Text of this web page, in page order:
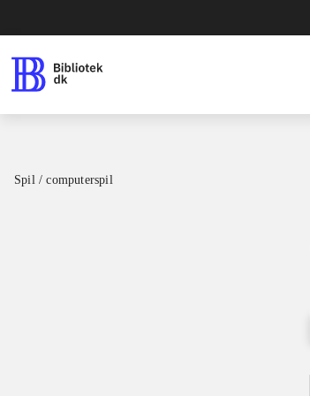
Spil / computerspil